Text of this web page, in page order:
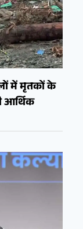
में मृतकों के
आर्थिक